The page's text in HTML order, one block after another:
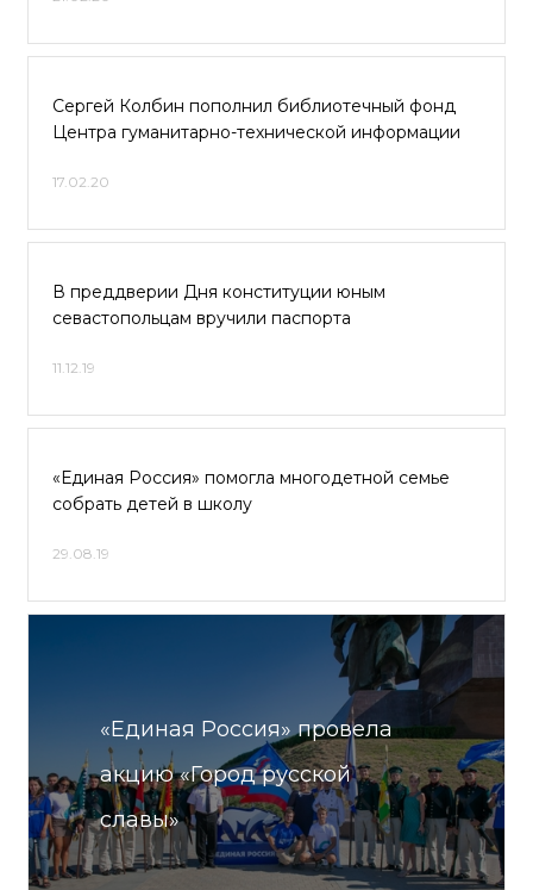
Сергей Колбин пополнил библиотечный фонд
Центра гуманитарно-технической информации
17.02.20
В преддверии Дня конституции юным
севастопольцам вручили паспорта
11.12.19
«Единая Россия» помогла многодетной семье
собрать детей в школу
29.08.19
«Единая Россия» провела
акцию «Город русской
славы»